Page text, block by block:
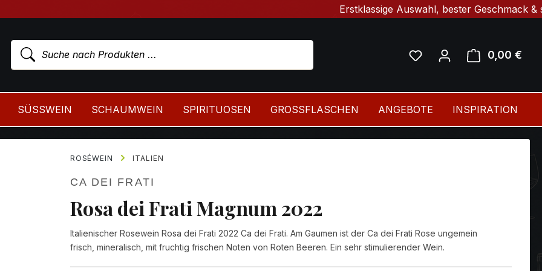
Erstklassige Auswahl, bester Geschmack &
0,00 €
SÜSSWEIN SCHAUMWEIN SPIRITUOSEN GROSSFLASCHEN ANGEBOTE INSPIRATION
ROSÉWEIN ITALIEN
CA DEI FRATI
Rosa dei Frati Magnum 2022
Italienischer Rosewein Rosa dei Frati 2022 Ca dei Frati. Am Gaumen ist der Ca dei Frati Rose ungemein
frisch, mineralisch, mit fruchtig frischen Noten von Roten Beeren. Ein sehr stimulierender Wein.